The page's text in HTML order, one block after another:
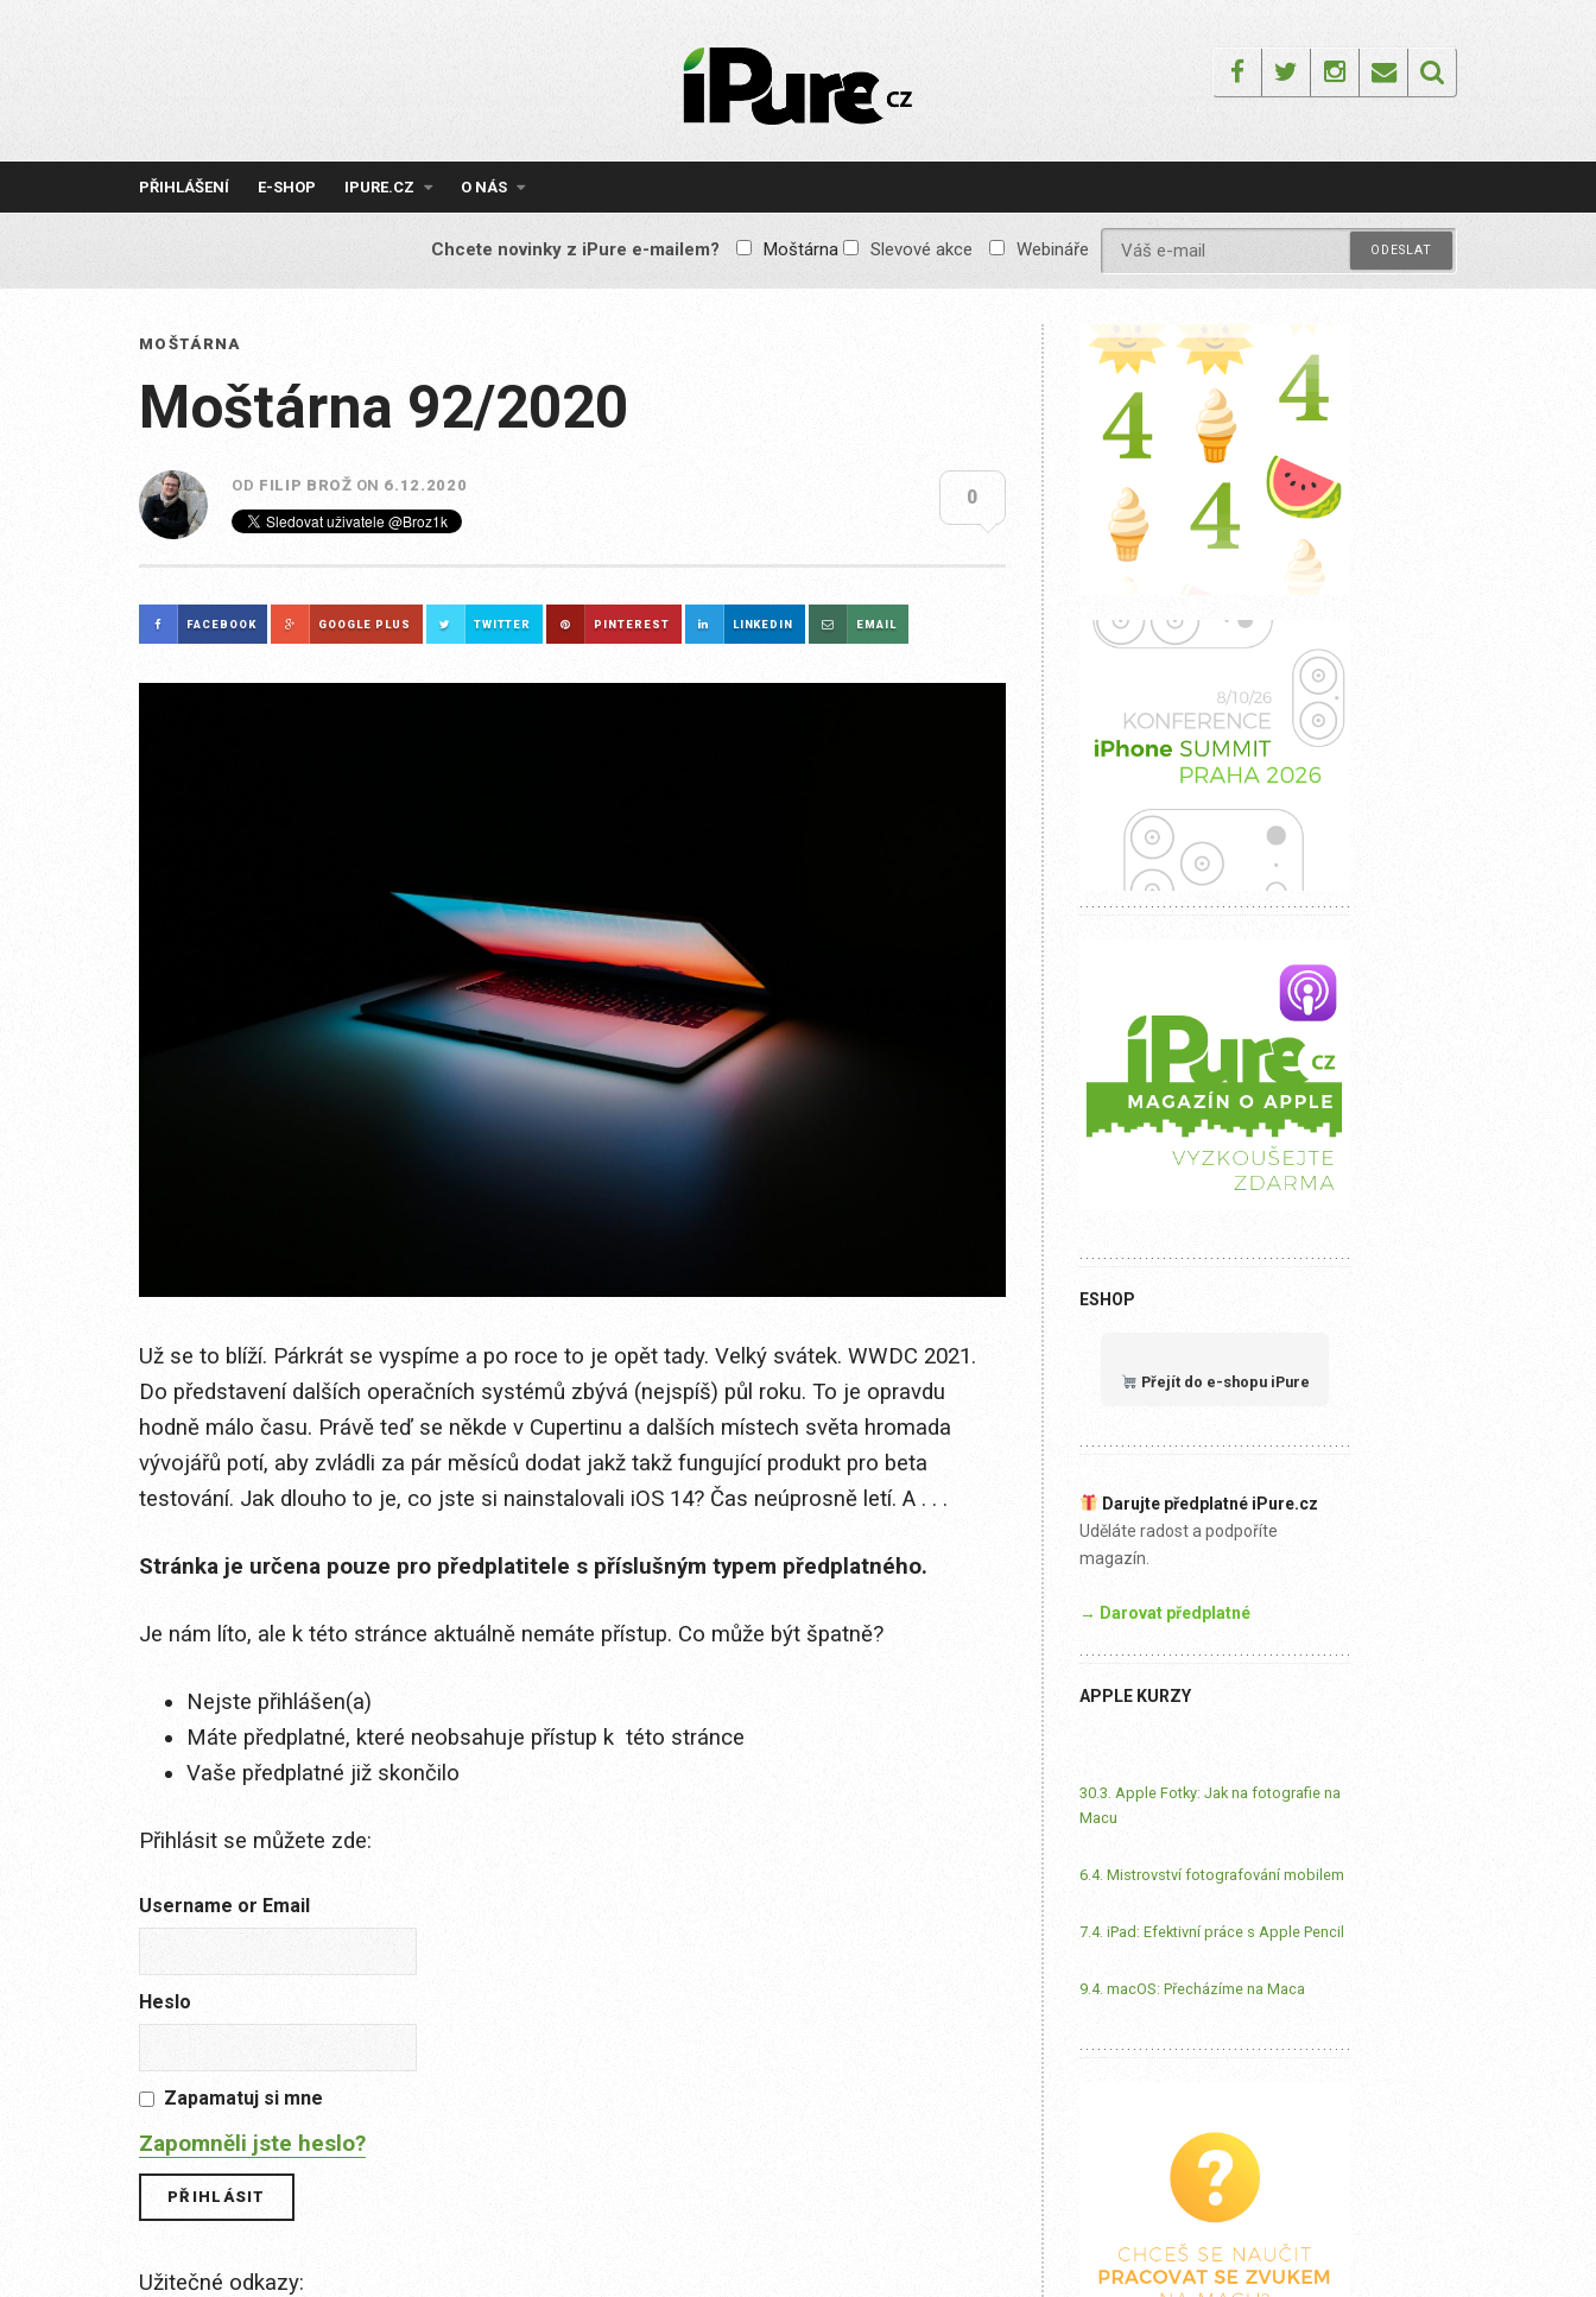
IPURE.CZ
Prémiový Apple e-
reklamy, žádné
obsah pro všechny
FacebookTwitterInstagram
Email
PŘIHLÁŠENÍ E-SHOP IPURE.CZ O NÁS
Chcete novinky z iPure e-mailem? Moštárna Slevové akce Webináře
MOŠTÁRNA
Moštárna 92/2020
OD FILIP BROŽ ON 6.12.2020
0
FACEBOOK GOOGLE PLUS TWITTER PINTEREST LINKEDIN EMAIL
Už se to blíží. Párkrát se vyspíme a po roce to je opět tady. Velký svátek. WWDC 2021.
Do představení dalších operačních systémů zbývá (nejspíš) půl roku. To je opravdu
hodně málo času. Právě teď se někde v Cupertinu a dalších místech světa hromada
vývojářů potí, aby zvládli za pár měsíců dodat jakž takž fungující produkt pro beta
testování. Jak dlouho to je, co jste si nainstalovali iOS 14? Čas neúprosně letí. A . . .
Stránka je určena pouze pro předplatitele s příslušným typem předplatného.
Je nám líto, ale k této stránce aktuálně nemáte přístup. Co může být špatně?
Nejste přihlášen(a)
Máte předplatné, které neobsahuje přístup k této stránce
Vaše předplatné již skončilo
Přihlásit se můžete zde:
Username or Email
Heslo
Zapamatuj si mne
Zapomněli jste heslo?
Užitečné odkazy:
ESHOP
Přejít do e-shopu iPure
Darujte předplatné iPure.cz
Uděláte radost a podpoříte
magazín.
→ Darovat předplatné
APPLE KURZY
30.3. Apple Fotky: Jak na fotografie na
Macu
6.4. Mistrovství fotografování mobilem
7.4. iPad: Efektivní práce s Apple Pencil
9.4. macOS: Přecházíme na Maca